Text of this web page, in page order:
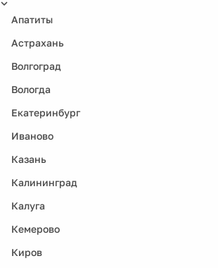
Апатиты
Астрахань
Волгоград
Вологда
Екатеринбург
Иваново
Казань
Калининград
Калуга
Кемерово
Киров